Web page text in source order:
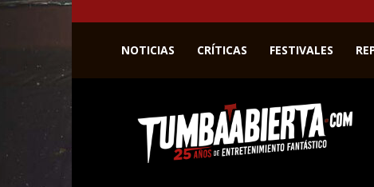
NOTICIAS CRÍTICAS FESTIVALES
web
del
entretenimiento